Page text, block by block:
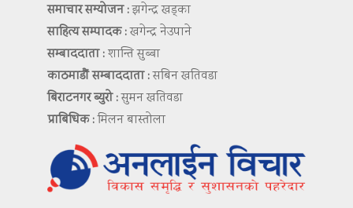
समाचार सम्योजन :झगेन्द्र खड्का
साहित्य सम्पादक :खगेन्द्र नेउपाने
सम्बाददाता :शान्ति सुब्बा
काठमाडौं सम्बाददाता :सबिन खतिवडा
बिराटनगर ब्युरो :सुमन खतिवडा
प्राबिधिक :मिलन बास्तोला